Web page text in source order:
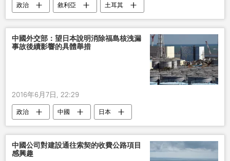
政治 敘利亞
土耳其
巴沙爾•阿薩德
塔伊普•埃爾多安
中國外交部：望日本說明消除福島核洩漏
事故後續影響的具體舉措
2016年6月7日, 22:29
政治 中國
日本
中國外交部
福島核電站
中國公司對建設通往索契的收費公路項目
感興趣